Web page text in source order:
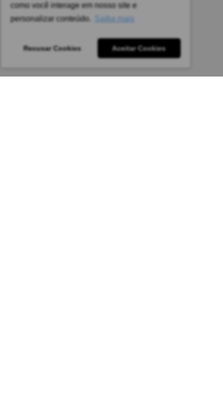
como você interage em nosso site e
personalizar conteúdo.
Saiba mais
Recusar Cookies Aceitar Cookies
Pedido mínimo: R$ 1.650,00 para todas as regiões.
Imagens meramente ilustrativas.